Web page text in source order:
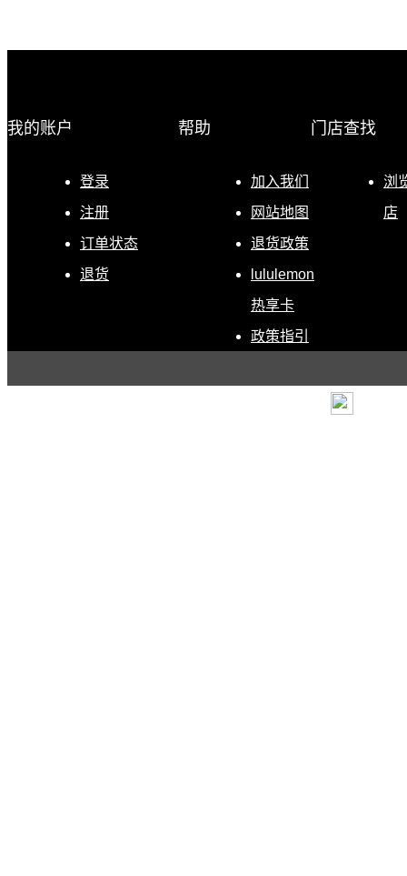
我的账户
登录
注册
订单状态
退货
帮助
加入我们
网站地图
退货政策
lululemon
热享卡
政策指引
门店查找
浏
店